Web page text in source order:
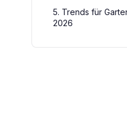
5. Trends für
2026